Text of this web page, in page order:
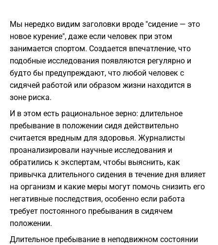
Мы нередко видим заголовки вроде "сидение — это
новое курение", даже если человек при этом
занимается спортом. Создается впечатление, что
подобные исследования появляются регулярно и
будто бы предупреждают, что любой человек с
сидячей работой или образом жизни находится в
зоне риска.
И в этом есть рациональное зерно: длительное
пребывание в положении сидя действительно
считается вредным для здоровья. Журналисты
проанализировали научные исследования и
обратились к экспертам, чтобы выяснить, как
привычка длительного сидения в течение дня влияет
на организм и какие меры могут помочь снизить его
негативные последствия, особенно если работа
требует постоянного пребывания в сидячем
положении.
Длительное пребывание в неподвижном состоянии